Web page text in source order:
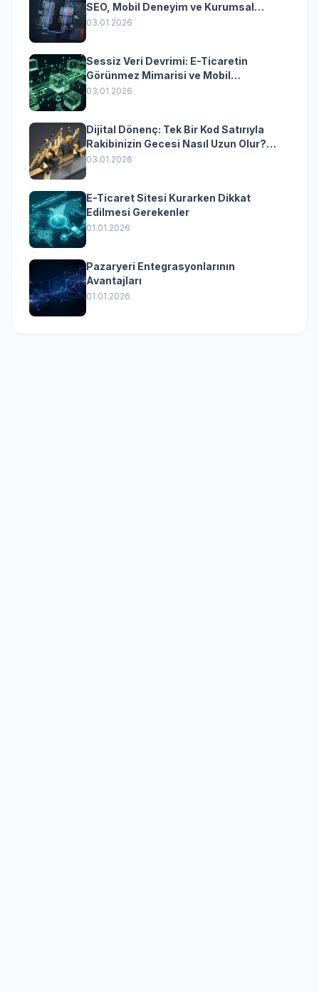
SEO, Mobil Deneyim ve Kurumsal
Yazılımın Kazandıran Senkronizasyonu
03.01.2026
Sessiz Veri Devrimi: E-Ticaretin
Görünmez Mimarisi ve Mobil
Dönüşümün Kurumsal Anahtarı
03.01.2026
Dijital Dönenç: Tek Bir Kod Satırıyla
Rakibinizin Gecesi Nasıl Uzun Olur?
(Kurumsal Yazılımın Güçlü Rolü)
03.01.2026
E-Ticaret Sitesi Kurarken Dikkat
Edilmesi Gerekenler
01.01.2026
Pazaryeri Entegrasyonlarının
Avantajları
01.01.2026